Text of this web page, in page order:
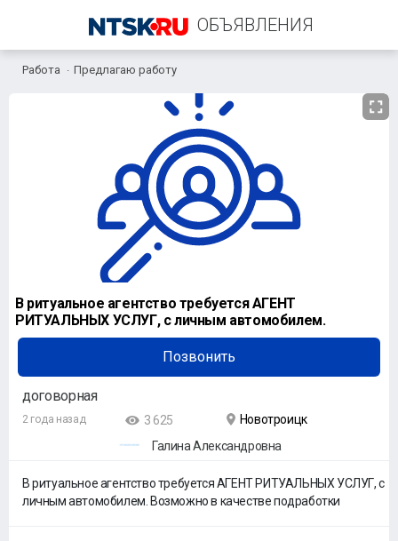
ОБЪЯВЛЕНИЯ
+7 (903) 361-00-18
Работа Предлагаю работу
В ритуальное агентство требуется АГЕНТ
РИТУАЛЬНЫХ УСЛУГ, с личным автомобилем.
Позвонить
договорная
2 года назад 3 625
Новотроицк
Галина Александровна
В ритуальное агентство требуется АГЕНТ РИТУАЛЬНЫХ УСЛУГ, с
личным автомобилем. Возможно в качестве подработки